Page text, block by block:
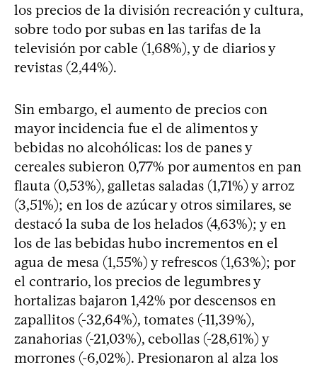
los precios de la división recreación y cultura,
sobre todo por subas en las tarifas de la
televisión por cable (1,68%), y de diarios y
revistas (2,44%).
Sin embargo, el aumento de precios con
mayor incidencia fue el de alimentos y
bebidas no alcohólicas: los de panes y
cereales subieron 0,77% por aumentos en pan
flauta (0,53%), galletas saladas (1,71%) y arroz
(3,51%); en los de azúcar y otros similares, se
destacó la suba de los helados (4,63%); y en
los de las bebidas hubo incrementos en el
agua de mesa (1,55%) y refrescos (1,63%); por
el contrario, los precios de legumbres y
hortalizas bajaron 1,42% por descensos en
zapallitos (-32,64%), tomates (-11,39%),
zanahorias (-21,03%), cebollas (-28,61%) y
morrones (-6,02%). Presionaron al alza los